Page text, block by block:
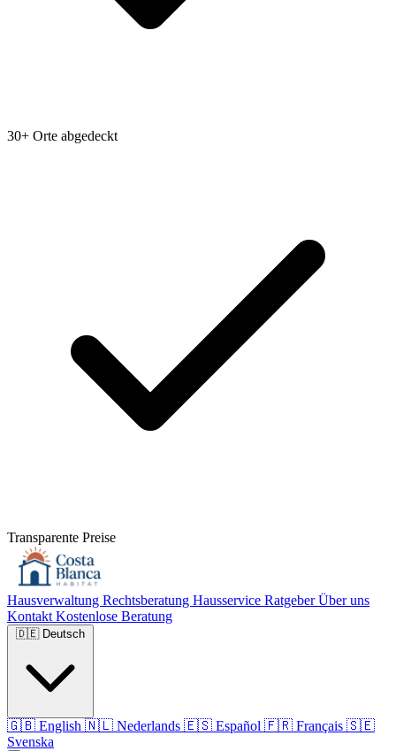
30+ Orte abgedeckt
Transparente Preise
Hausverwaltung Rechtsberatung Hausservice RatgeberÜber uns
Kontakt Kostenlose Beratung
🇩🇪 Deutsch
🇬🇧 English 🇳🇱 Nederlands 🇪🇸 Español 🇫🇷 Français 🇸🇪
Svenska